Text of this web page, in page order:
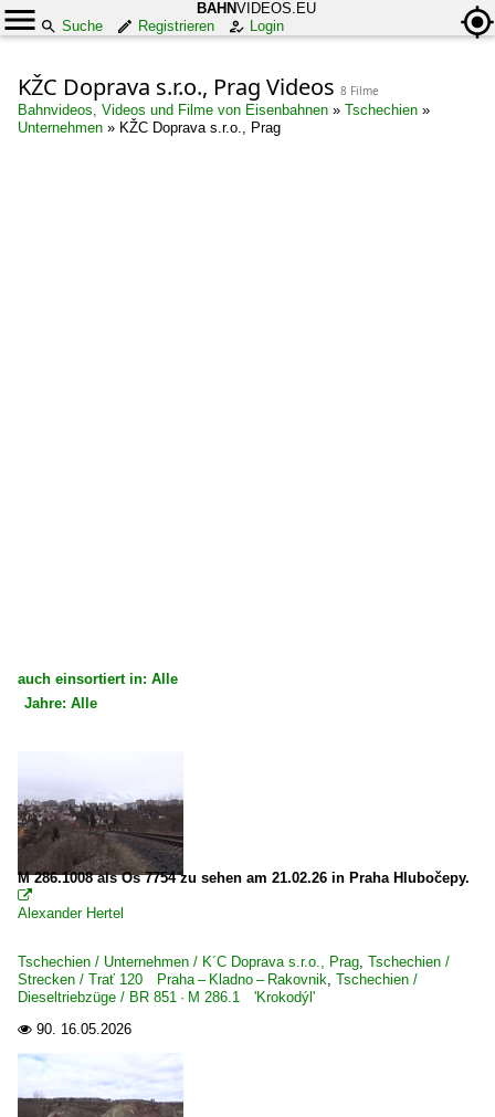
BAHNVIDEOS.EU
Suche
Registrieren Login
KŽC Doprava s.r.o., Prag Videos 8 Filme
Bahnvideos, Videos und Filme von Eisenbahnen » Tschechien »
Unternehmen » KŽC Doprava s.r.o., Prag
auch einsortiert in: Alle
Dieselloks
2 740 BR 740 · T 448.0 'Tranzistor' Private
2 751 BR 751 · T 478.1 'Bardotka'
Strecken
Jahre: Alle
2020
2023
2026
M 286.1008 als Os 7754 zu sehen am 21.02.26 in Praha Hlubočepy.

Alexander Hertel
Tschechien / Unternehmen / K´C Doprava s.r.o., Prag, Tschechien /
Strecken / Trať 120 Praha – Kladno – Rakovnik, Tschechien /
Dieseltriebzüge / BR 851 · M 286.1 'Krokodýl'
 90. 16.05.2026